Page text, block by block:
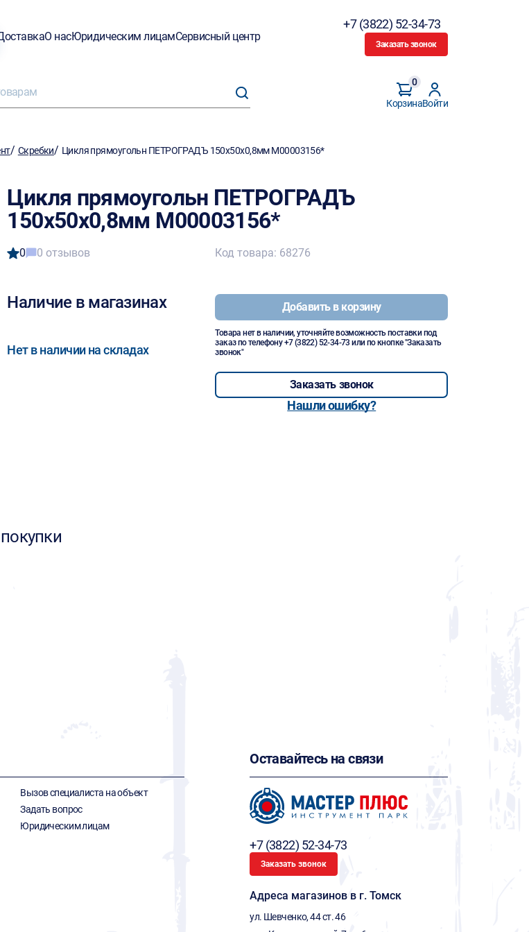
О насЮридическим лицамСервисный центр
+7 (3822) 52-34-73
Заказать звонок
Корзина
0
Войти
/ Скребки/ Цикля прямоугольн ПЕТРОГРАДЪ 150х50х0,8мм M00003156*
Цикля прямоугольн ПЕТРОГРАДЪ
150х50х0,8мм M00003156*
0 0 отзывов
Наличие в магазинах
Нет в наличии на складах
Код товара: 68276
Добавить в корзину
Товара нет в наличии, уточняйте возможность поставки под
заказ по телефону+7 (3822) 52-34-73 или по кнопке "Заказать
звонок"
Заказать звонок
Нашли ошибку?
Вызов специалиста на объект
Задать вопрос
Юридическим лицам
Оставайтесь на связи
+7 (3822) 52-34-73
Заказать звонок
Адреса магазинов в г. Томск
ул. Шевченко, 44 ст. 46